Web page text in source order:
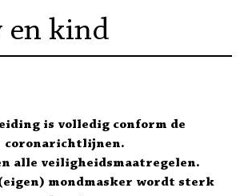
en kind
is volledig conform de
coronarichtlijnen.
alle veiligheidsmaatregelen.
mondmasker wordt sterk